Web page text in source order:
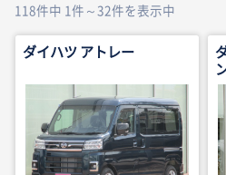
118件中 1件～32件を表示中
ダイハツ アトレー